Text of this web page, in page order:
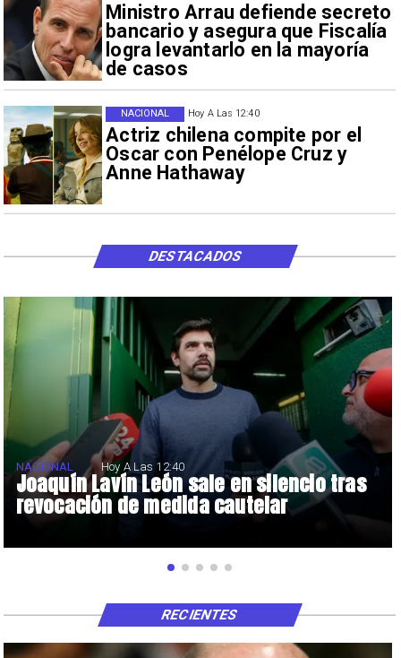
Ministro Arrau defiende secreto
bancario y asegura que Fiscalía
logra levantarlo en la mayoría
de casos
Hoy A Las 12:40
Actriz chilena compite por el
Oscar con Penélope Cruz y
Anne Hathaway
NACIONAL
Joaquín Lavín León sale en silencio tras
revocación de medida cautelar
NACIONAL Hoy A Las 12:40
DESTACADOS
RECIENTES